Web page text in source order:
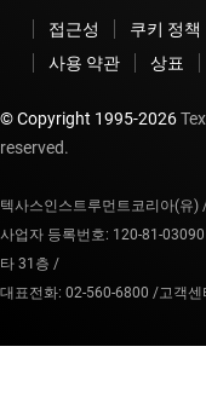
접근성 쿠키 정책
사용 약관
상표
© Copyright 1995-2026
reserved.
텍사스인스트루먼트코리아(유)
사업자 등록번호: 120-81-
타 31층 /
대표전화: 02-560-6800 /고객